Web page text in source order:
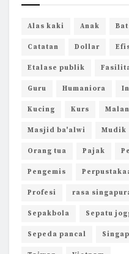
Alas kaki Anak
Catatan Dollar
Etalase publik
Guru Humaniora
Kucing Kurs
Masjid ba'alwi Mudik
Orang tua Pajak
Pengemis
Profesi rasa
Sepakbola Sepatu
Sepeda pancal